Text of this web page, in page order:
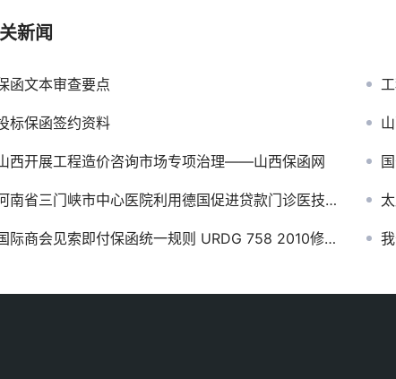
新闻
函文本审查要点 工
标保函签约资料
西开展工程造价咨询市场专项治理——山西保函网
南省三门峡市中心医院利用德国促进贷款门诊医技楼建设项目投标保函
际商会见索即付保函统一规则 URDG 758 2010修订版